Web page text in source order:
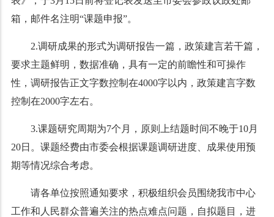
箱，邮件名注明“课题申报”。
2.调研成果的形式为调研报告一篇，政策建言若干篇，
要求主题鲜明，数据准确，具有一定的前瞻性和可操作
性，调研报告正文字数控制在4000字以内，政策建言字数
控制在2000字左右。
3.课题研究周期为7个月，原则上结题时间不晚于10月
20日。课题经费由市委会根据课题调研进度、成果使用预
期等情况综合考虑。
请各单位按照通知要求，积极组织会员围绕我市中心
工作和人民群众普遍关注的热点难点问题，自拟题目，进